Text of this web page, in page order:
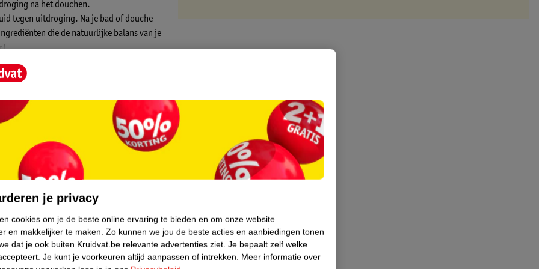
na het douchen.
tegen uitdroging. Na je bad of douche
die de natuurlijke balans van je
Dankzij de eenvoudige formules met
voor de dagelijkse hygiëne van jong
Een zeep of douchegel die
je privacy
cookies om je de beste online ervaring te bieden en om onze website
en makkelijker te maken. Zo kunnen we jou de beste acties en aanbiedingen tonen
dat je ook buiten Kruidvat.be relevante advertenties ziet. Je bepaalt zelf welke
Je kunt je voorkeuren altijd aanpassen of intrekken. Meer informatie over